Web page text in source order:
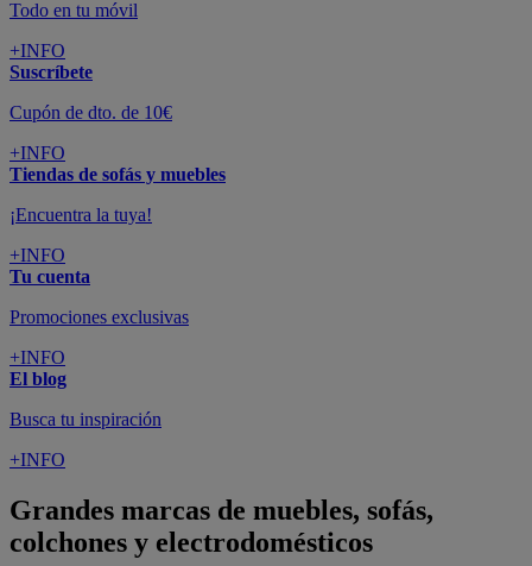
Todo en tu móvil
+INFO
Suscríbete
Cupón de dto. de 10€
+INFO
Tiendas de sofás y muebles
¡Encuentra la tuya!
+INFO
Tu cuenta
Promociones exclusivas
+INFO
El blog
Busca tu inspiración
+INFO
Grandes marcas de muebles, sofás,
colchones y electrodomésticos